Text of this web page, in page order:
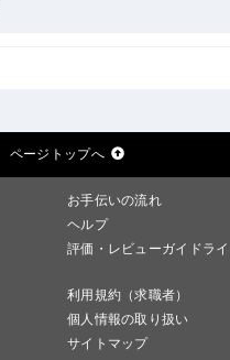
ページトップへ
お手伝いの流れ
ヘルプ
評価・レビューガイドラ
利用規約（求職者）
個人情報の取り扱い
サイトマップ